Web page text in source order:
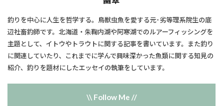
釣りを中心に人生を哲学する。鳥獣虫魚を愛する元･劣等理系院生の底
辺社畜釣師です。北海道・朱鞠内湖や阿寒湖でのルアーフィッシングを
主題として、​イトウやトラウトに関する記事を書いています。また釣り
に関連していたり、​これまでに学んで興味深かった魚類に関する知見の
紹介、釣りを題材にしたエッセイの執筆をしています。
\\ Follow Me //